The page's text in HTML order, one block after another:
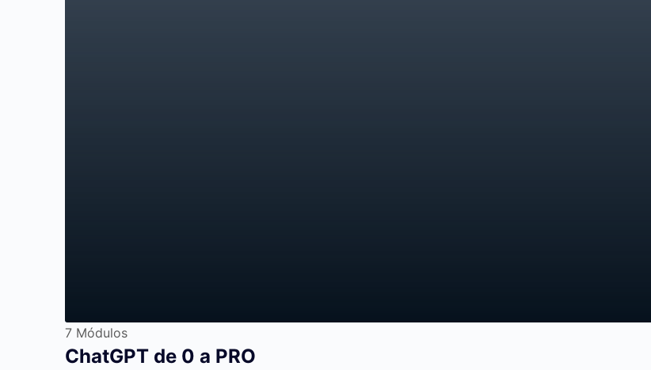
7 Módulos
ChatGPT de 0 a PRO